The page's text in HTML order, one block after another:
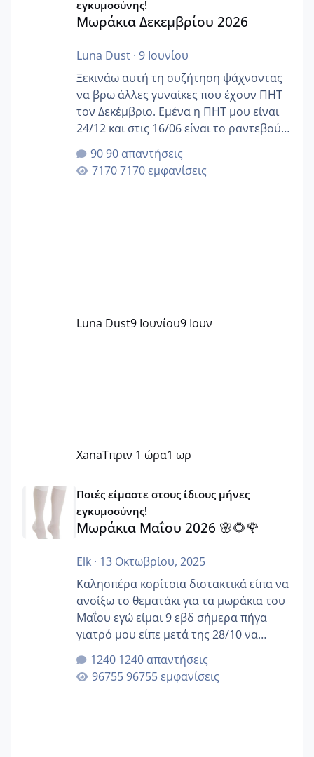
εγκυμοσύνης!
Μωράκια Δεκεμβρίου 2026
Luna Dust· 9 Ιουνίου
Ξεκινάω αυτή τη συζήτηση ψάχνοντας
να βρω άλλες γυναίκες που έχουν ΠΗΤ
τον Δεκέμβριο. Εμένα η ΠΗΤ μου είναι
24/12 και στις 16/06 είναι το ραντεβού
της αυχενικής διαφάνειας. Έχω αρκετό
άγχος και οι μέρες δεν φαίνεται να
περνάνε με τίποτα.
90 απαντήσεις
7170 εμφανίσεις
Luna Dust9 Ιουνίου9 Ιουν
XanaTπριν 1 ώρα1 ωρ
Μωράκια Μαΐου 2026 🌸🌻🌹
Ποιές είμαστε στους ίδιους μήνες
εγκυμοσύνης!
Μωράκια Μαΐου 2026 🌸🌻🌹
Elk· 13 Οκτωβρίου, 2025
Καλησπέρα κορίτσια διστακτικά είπα να
ανοίξω το θεματάκι για τα μωράκια του
Μαΐου εγώ είμαι 9 εβδ σήμερα πήγα
γιατρό μου είπε μετά της 28/10 να
κλείσω ραντεβού για την αυχενική είναι
καμιά άλλη κοπέλα να γεννάει Μάιο ;;
1240 απαντήσεις
96755 εμφανίσεις